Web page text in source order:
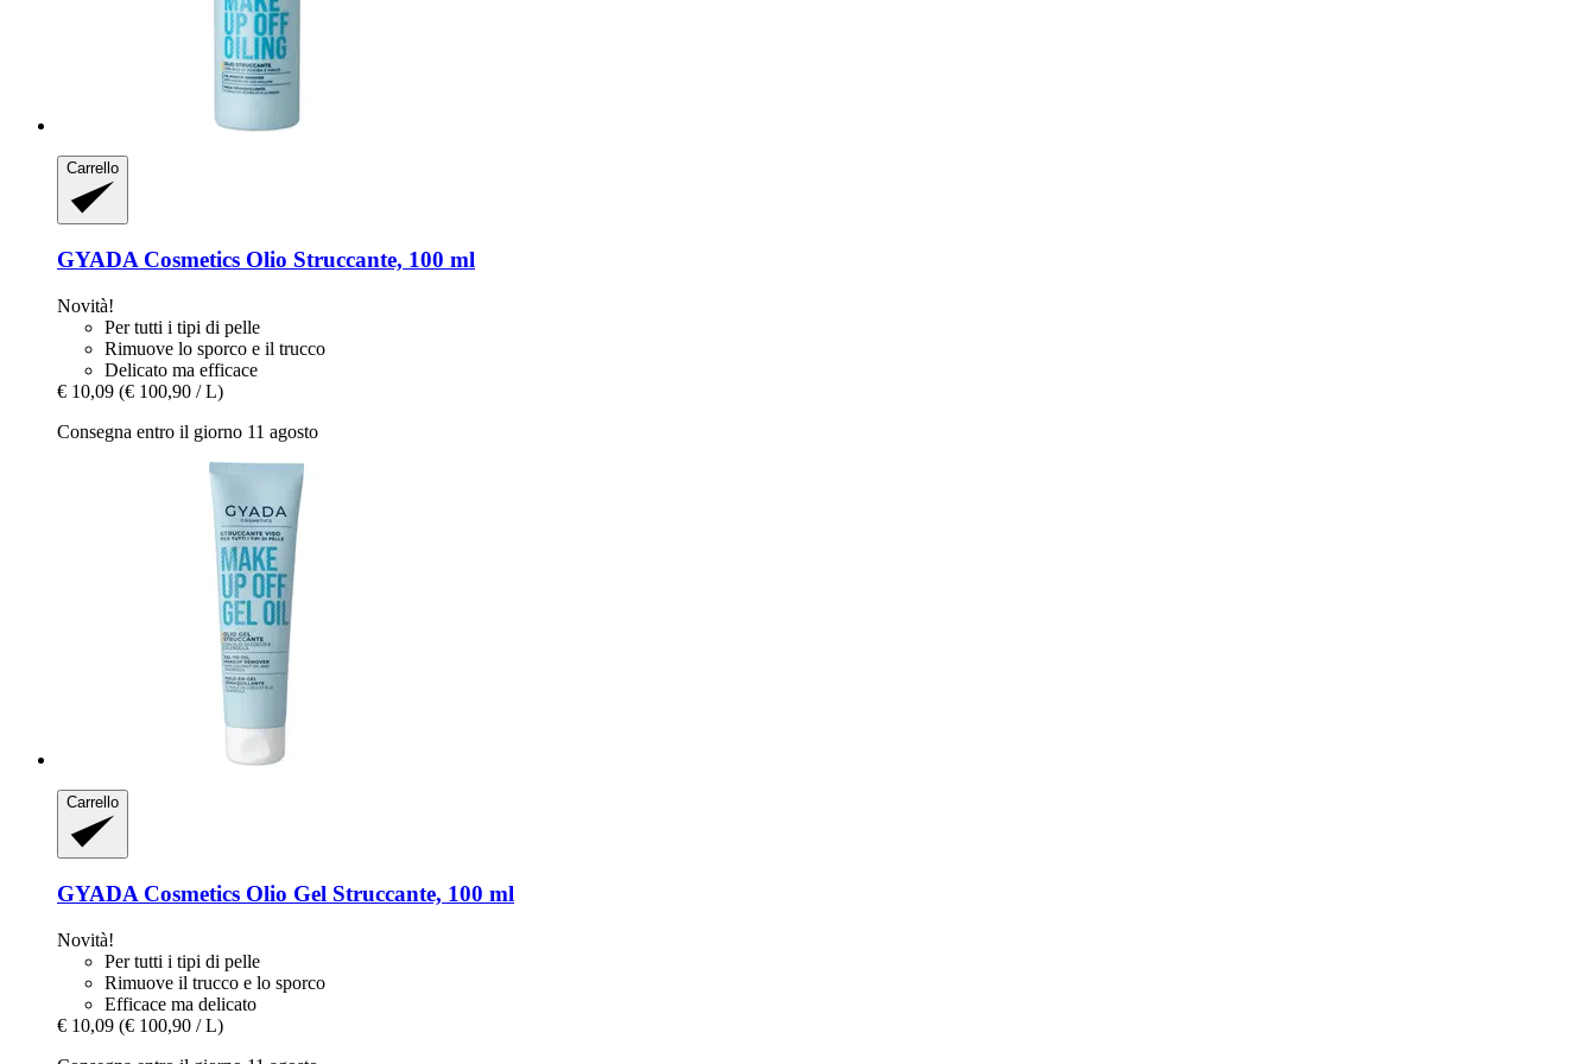
Carrello
GYADA Cosmetics Olio Struccante, 100 ml
Novità!
Per tutti i tipi di pelle
Rimuove lo sporco e il trucco
Delicato ma efficace
€ 10,09 (€ 100,90 / L)
Consegna entro il giorno 11 agosto
Carrello
GYADA Cosmetics Olio Gel Struccante, 100 ml
Novità!
Per tutti i tipi di pelle
Rimuove il trucco e lo sporco
Efficace ma delicato
€ 10,09 (€ 100,90 / L)